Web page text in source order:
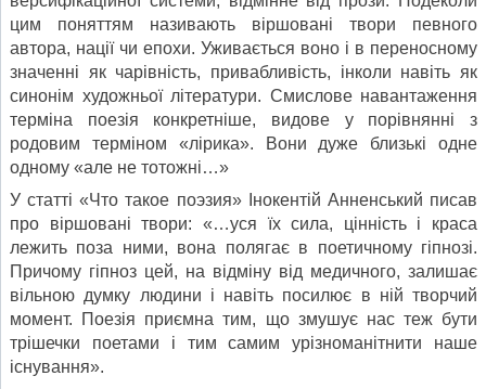
цим поняттям називають віршовані твори певного
автора, нації чи епохи. Уживається воно і в переносному
значенні як чарівність, привабливість, інколи навіть як
синонім художньої літерату­ри. Смислове навантаження
терміна поезія конкретніше, ви­дове у порівнянні з
родовим терміном «лірика». Вони дуже близькі одне
одному «але не тотожні…»
У статті «Что такое поэзия» Інокентій Анненський писав
про віршовані твори: «…уся їх сила, цінність і краса
лежить поза ними, вона полягає в поетичному гіпнозі.
Причому гіп­ноз цей, на відміну від медичного, залишає
вільною думку людини і навіть посилює в ній творчий
момент. Поезія при­ємна тим, що змушує нас теж бути
трішечки поетами і тим самим урізноманітнити наше
існування».